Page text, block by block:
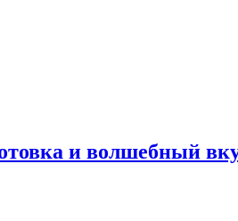
и волшебный